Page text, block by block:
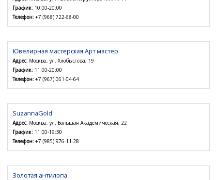
График: 10:00-20:00
Телефон: +7 (968) 722-68-00
Ювелирная мастерская Арт мастер
Адрес: Москва, ул. Хлобыстова, 19
График: 11:00-20:00
Телефон: +7 (967) 061-04-64
SuzannaGold
Адрес: Москва, ул. Большая Академическая, 22
График: 11:00-19:30
Телефон: +7 (985) 976-11-28
Золотая антилопа